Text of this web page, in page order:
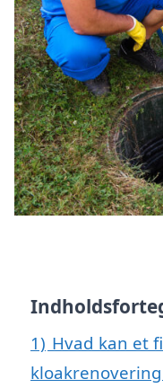
1) Hvad kan et